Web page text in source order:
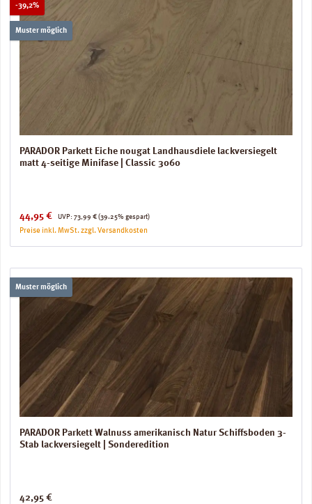
-39,2%Rabatt
Muster möglich
PARADOR Parkett Eiche nougat Landhausdiele lackversiegelt
matt 4-seitige Minifase | Classic 3060
Verkaufspreis:
44,95 € UVP:
Regulärer Preis:
73,99 € (39.25% gespart)
Preise inkl. MwSt. zzgl. Versandkosten
Muster möglich
PARADOR Parkett Walnuss amerikanisch Natur Schiffsboden 3-
Stab lackversiegelt | Sonderedition
Regulärer Preis:
42,95 €